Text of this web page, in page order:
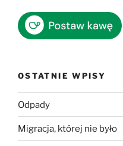
OSTATNIE WPISY
Odpady
Migracja, której nie było